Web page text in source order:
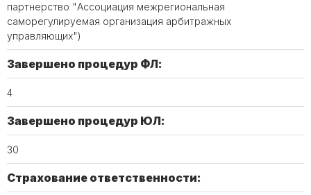
партнерство "Ассоциация межрегиональная
саморегулируемая организация арбитражных
управляющих")
Завершено процедур ФЛ:
4
Завершено процедур ЮЛ:
30
Страхование ответственности: